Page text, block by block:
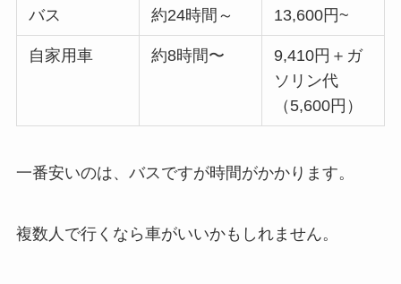
バス 約24時間～ 13,600円~
自家用車 約8時間〜
9,410円＋ガ
ソリン代
（5,600円）
一番安いのは、バスですが時間がかかります。
複数人で行くなら車がいいかもしれません。